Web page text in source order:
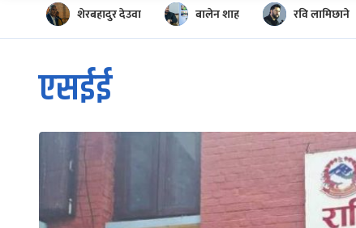
शेरबहादुर देउवा बालेन शाह रवि लामिछाने
एसईई